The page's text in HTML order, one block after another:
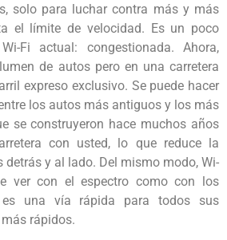
solo para luchar contra más y más
el límite de velocidad. Es un poco
Fi actual: congestionada. Ahora,
de autos pero en una carretera
expreso exclusivo. Se puede hacer
los autos más antiguos y los más
se construyeron hace muchos años
con usted, lo que reduce la
detrás y al lado. Del mismo modo, Wi-
ver con el espectro como con los
es una vía rápida para todos sus
rápidos.